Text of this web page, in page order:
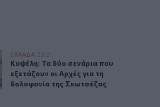
που εξετάζουν οι Αρχές για τη
ΕΛΛAΔΑ 23:21
Κυψέλη: Τα δύο σενάρια που
Κυψέλη: Τα δύο σενάρια που
εξετάζουν οι Αρχές για τη
δολοφονία της Σκωτσέζας